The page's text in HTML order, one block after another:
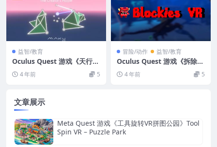
益智/教育
Oculus Quest 游戏《天行者
VR》Skybinder VR
4 年前 5
冒险/动作 益智/教育
Oculus Quest 游戏《拆除积
木VR》 Blockies VR
4 年前 5
文章展示
Meta Quest 游戏《工具旋转VR拼图公园》Tool
Spin VR – Puzzle Park